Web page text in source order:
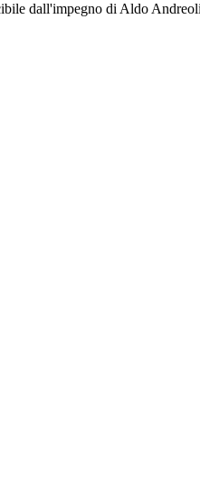
dall'impegno di Aldo